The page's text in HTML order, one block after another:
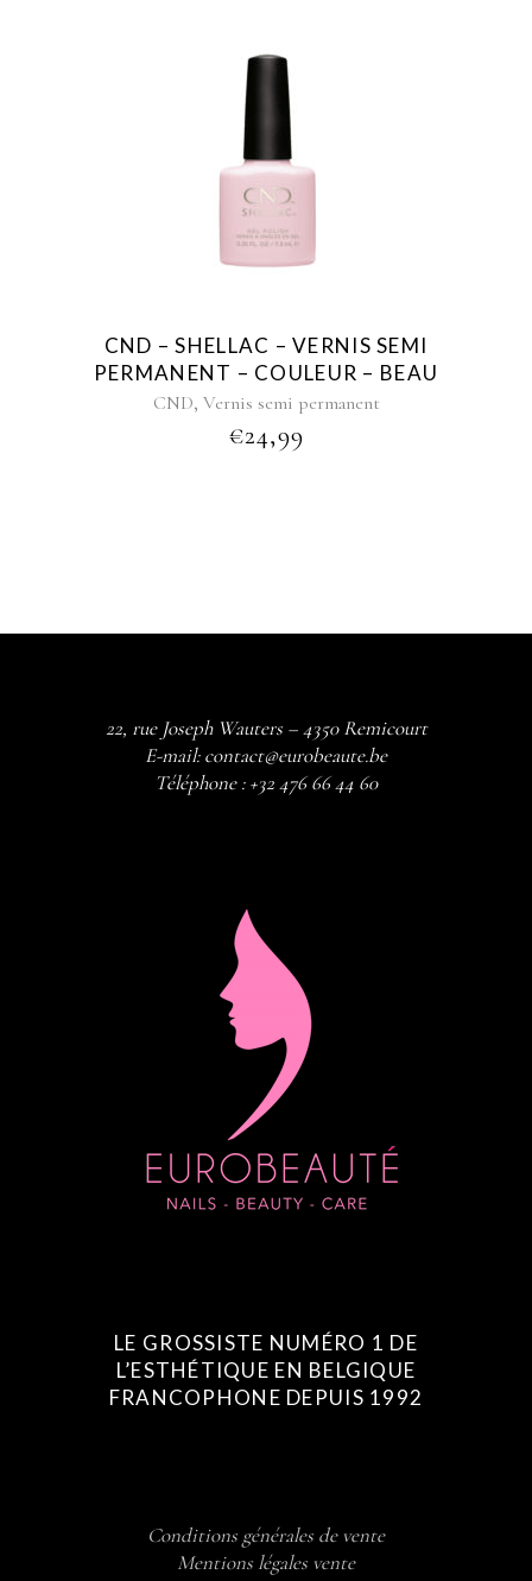
CND – SHELLAC – VERNIS SEMI
PERMANENT – COULEUR – BEAU
CND, Vernis semi permanent
€24,99
22, rue Joseph Wauters – 4350 Remicourt
E-mail:contact@eurobeaute.be
Téléphone :+32 476 66 44 60
LE GROSSISTE NUMÉRO 1 DE
L’ESTHÉTIQUE EN BELGIQUE
FRANCOPHONE DEPUIS 1992
Conditions générales de vente
Mentions légales vente